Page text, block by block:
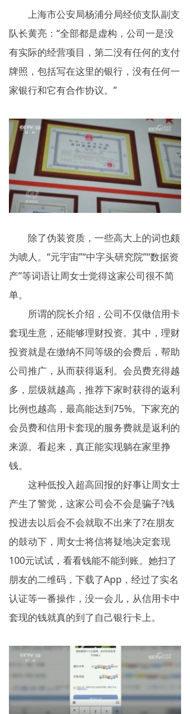
上海市公安局杨浦分局经侦支队副支
队长黄亮：“全部都是虚构，公司一是没
有实际的经营项目，第二没有任何的支付
牌照，包括写在这里的银行，没有任何一
家银行和它有合作协议。”
除了伪装资质，一些高大上的词也颇
为唬人。“元宇宙”“中字头研究院”“数据资
产”等词语让周女士觉得这家公司很不简
单。
所谓的院长介绍，公司不仅做信用卡
套现生意，还能够理财投资。其中，理财
投资就是在缴纳不同等级的会费后，帮助
公司推广，从而获得返利。会员费充得越
多，层级就越高，推荐下家时获得的返利
比例也越高，最高能达到75%。下家充的
会员费和信用卡套现的服务费就是返利的
来源。看起来，真正能实现躺在家里挣
钱。
这种低投入超高回报的好事让周女士
产生了警觉，这家公司会不会是骗子?钱
投进去以后会不会就取不出来了?在朋友
的鼓动下，周女士将信将疑地决定套现
100元试试，看看钱能不能到账。她扫了
朋友的二维码，下载了App，经过了实名
认证等一番操作，没一会儿，从信用卡中
套现的钱就真的到了自己银行卡上。